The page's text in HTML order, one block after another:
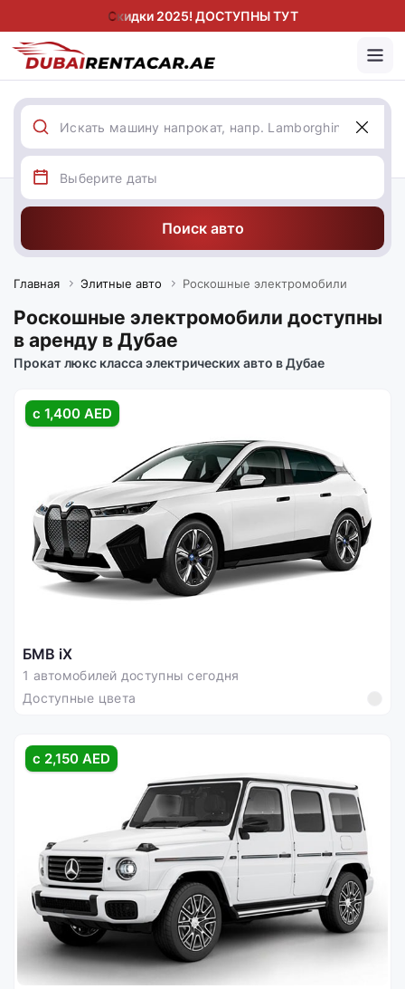
Скидки 2025! ДОСТУПНЫ ТУТ
Поиск авто
Главная Элитные авто Роскошные электромобили
Роскошные электромобили доступны
в аренду в Дубае
Прокат люкс класса электрических авто в Дубае
с 1,400 AED
БМВ iX
1 автомобилей доступны сегодня
Доступные цвета
с 2,150 AED